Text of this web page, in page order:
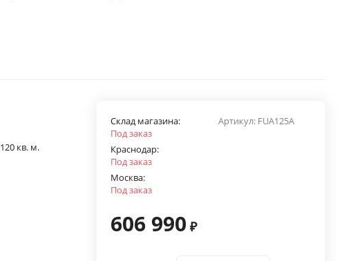
120 кв. м.
Артикул: FUA125A
Склад магазина:
Под заказ
Краснодар:
Под заказ
Москва:
Под заказ
606 990 ₽